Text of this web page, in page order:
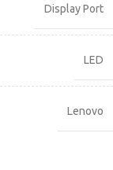
Display Port
LED
Lenovo